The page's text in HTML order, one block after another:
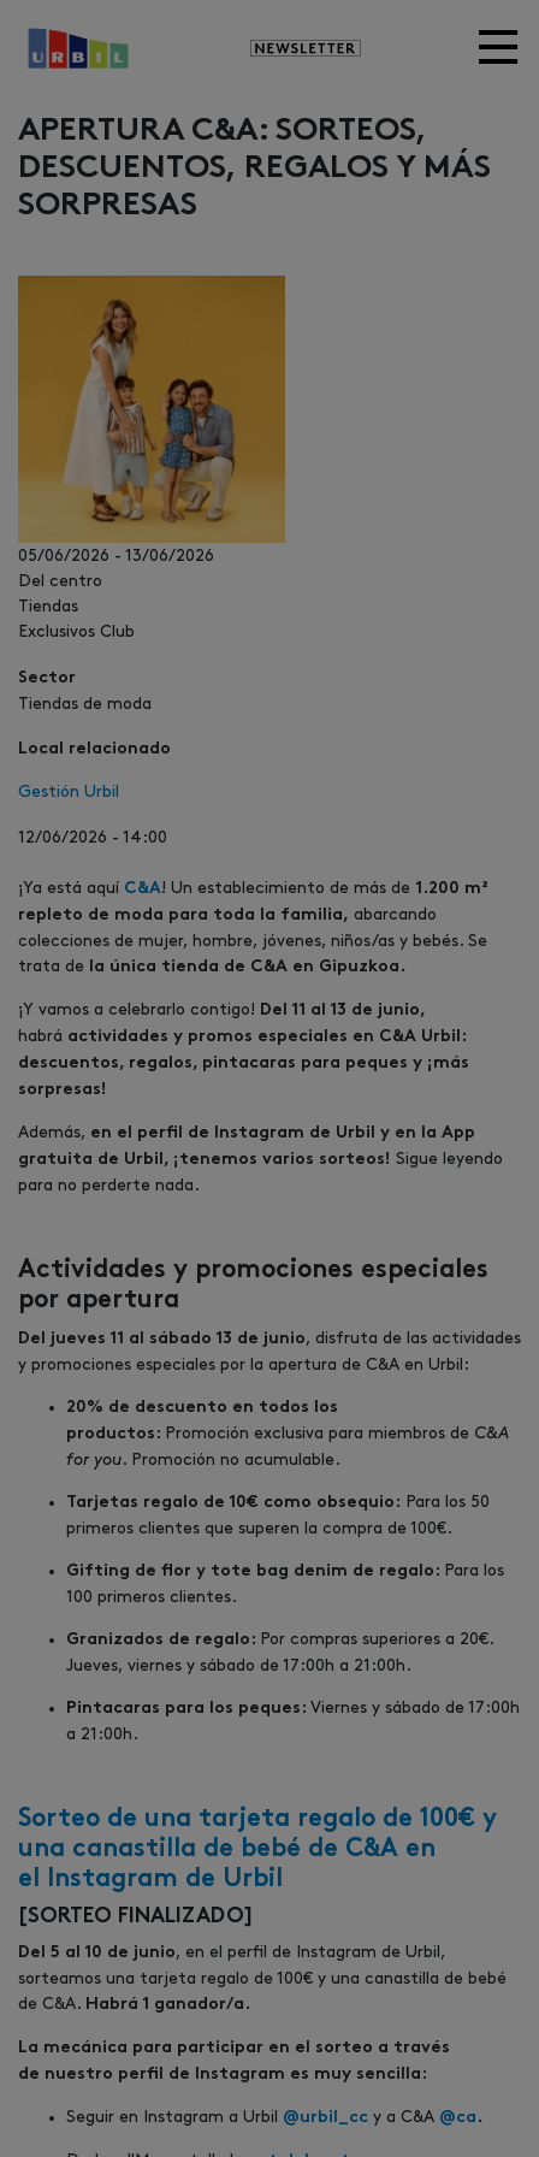
Newsletter
APERTURA C&A: SORTEOS,
DESCUENTOS, REGALOS Y MÁS
SORPRESAS
05/06/2026 - 13/06/2026
Del centro
Tiendas
Exclusivos Club
Sector
Tiendas de moda
Local relacionado
Gestión Urbil
12/06/2026 - 14:00
¡Ya está aquí C&A! Un establecimiento de más de 1.200 m²
repleto de moda para toda la familia, abarcando
colecciones de mujer, hombre, jóvenes, niños/as y bebés. Se
trata de
la única tienda de C&A en Gipuzkoa.
¡Y vamos a celebrarlo contigo!
Del 11 al 13 de junio,
habrá actividades y promos especiales en C&A Urbil:
descuentos, regalos, pintacaras para peques y ¡más
sorpresas!
Además, en el perfil de Instagram de Urbil y en la App
gratuita de Urbil, ¡tenemos varios sorteos! Sigue leyendo
para no perderte nada.
Actividades y promociones especiales
por apertura
Del jueves 11 al sábado 13 de junio, disfruta de las actividades
y promociones especiales por la apertura de C&A en Urbil:
20% de descuento en todos los
productos: Promoción exclusiva para miembros de C&A
for you. Promoción no acumulable.
Tarjetas regalo de 10€ como obsequio: Para los 50
primeros clientes que superen la compra de 100€.
Gifting de flor y tote bag denim de regalo: Para los
100 primeros clientes.
Granizados de regalo: Por compras superiores a 20€.
Jueves, viernes y sábado de 17:00h a 21:00h.
Pintacaras para los peques: Viernes y sábado de 17:00h
a 21:00h.
Sorteo de una tarjeta regalo de 100€ y
una canastilla de bebé de C&A en
el Instagram de Urbil
[SORTEO FINALIZADO]
Del 5 al 10 de junio, en el perfil de Instagram de Urbil,
sorteamos una tarjeta regalo de 100€ y una canastilla de bebé
de C&A. Habrá 1 ganador/a.
La mecánica para participar en el sorteo a través
de nuestro perfil de Instagram es muy sencilla:
Seguir en Instagram a Urbil @urbil_cc y a C&A @ca .